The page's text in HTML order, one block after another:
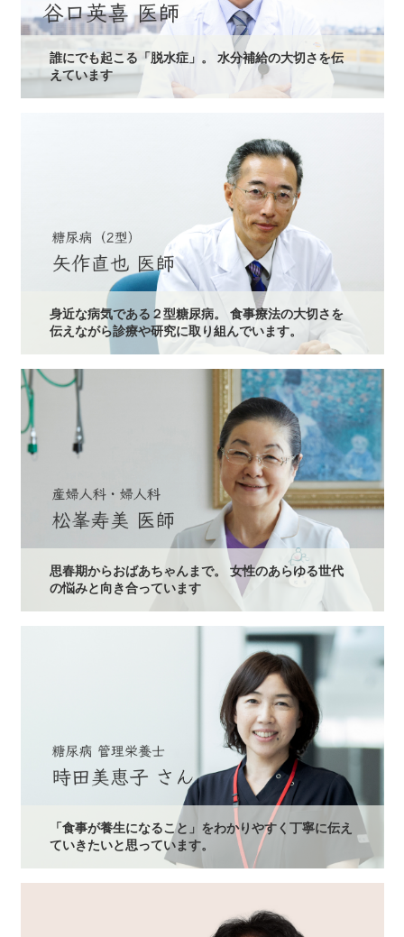
誰にでも起こる「脱水症」。 水分補給の大切さを伝
えています
身近な病気である２型糖尿病。 食事療法の大切さを
伝えながら診療や研究に取り組んでいます。
思春期からおばあちゃんまで。 女性のあらゆる世代
の悩みと向き合っています
「食事が養生になること」をわかりやすく丁寧に伝え
ていきたいと思っています。